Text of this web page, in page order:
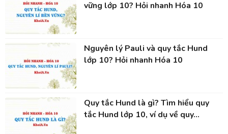
vững lớp 10? Hỏi nhanh Hóa 10
Nguyên lý Pauli và quy tắc Hund
lớp 10? Hỏi nhanh Hóa 10
Quy tắc Hund là gì? Tìm hiểu quy
tắc Hund lớp 10, ví dụ về quy...